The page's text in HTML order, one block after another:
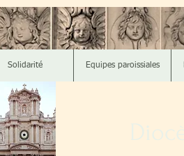
Solidarité Equipes paroissiales